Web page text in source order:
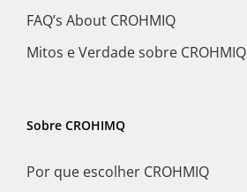
FAQ’s About CROHMIQ
Mitos e Verdade sobre CROHMIQ
Sobre CROHIMQ
Por que escolher CROHMIQ